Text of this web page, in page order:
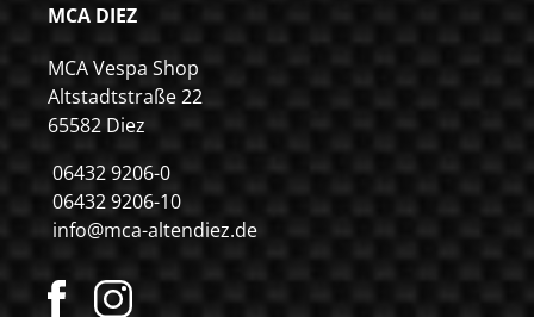
MCA DIEZ
MCA Vespa Shop
Altstadtstraße 22
65582 Diez
06432 9206-0
06432 9206-10
info@mca-altendiez.de